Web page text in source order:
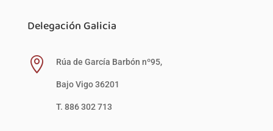
Delegación Galicia
 Rúa de García Barbón nº95,
Bajo Vigo 36201
T. 886 302 713